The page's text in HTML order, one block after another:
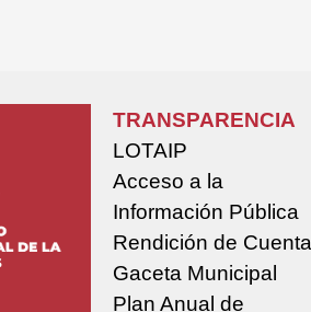
TRANSPARENCIA
LOTAIP
Acceso a la
Información Pública
Rendición de
Gaceta Municipal
Plan Anual de